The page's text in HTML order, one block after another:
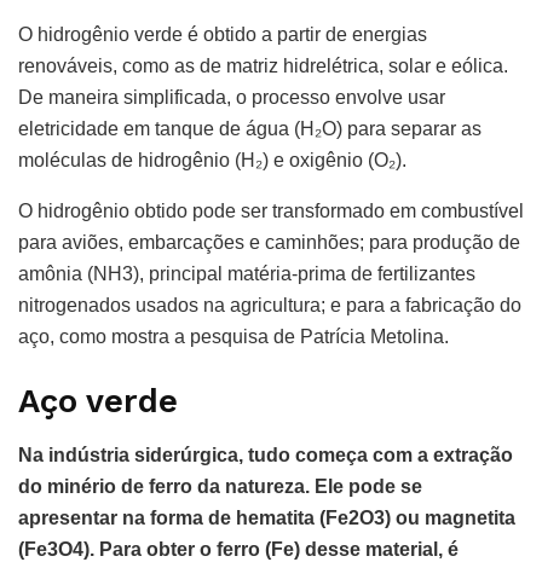
O hidrogênio verde é obtido a partir de energias
renováveis, como as de matriz hidrelétrica, solar e eólica.
De maneira simplificada, o processo envolve usar
eletricidade em tanque de água (H₂O) para separar as
moléculas de hidrogênio (H₂) e oxigênio (O₂).
O hidrogênio obtido pode ser transformado em combustível
para aviões, embarcações e caminhões; para produção de
amônia (NH3), principal matéria-prima de fertilizantes
nitrogenados usados na agricultura; e para a fabricação do
aço, como mostra a pesquisa de Patrícia Metolina.
Aço verde
Na indústria siderúrgica, tudo começa com a extração
do minério de ferro da natureza. Ele pode se
apresentar na forma de hematita (Fe2O3) ou magnetita
(Fe3O4). Para obter o ferro (Fe) desse material, é